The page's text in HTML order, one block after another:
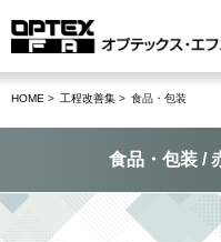
HOME 工程改善集 食品・包装
食品・包装 /